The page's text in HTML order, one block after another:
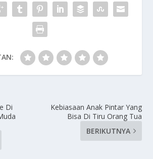
Di
Kebiasaan Anak Pintar Yang
Bisa Di Tiru Orang Tua
BERIKUTNYA